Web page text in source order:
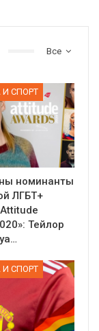
Все
И СПОРТ
номинанты
ЛГБТ+
Тейлор
И СПОРТ